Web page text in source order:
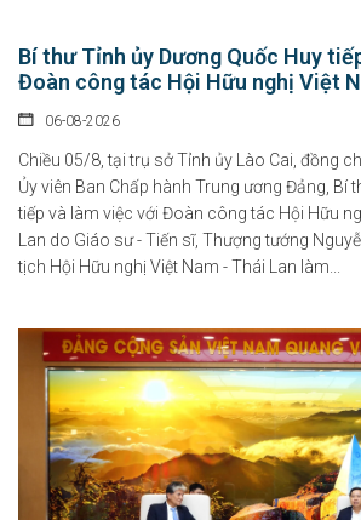
Bí thư Tỉnh ủy Dương Quốc Huy
Đoàn công tác Hội Hữu nghị Việt
06-08-2026
Chiều 05/8, tại trụ sở Tỉnh ủy Lào Cai, đồng
Ủy viên Ban Chấp hành Trung ương Đảng, Bí
tiếp và làm việc với Đoàn công tác Hội Hữu
Lan do Giáo sư - Tiến sĩ, Thượng tướng
tịch Hội Hữu nghị Việt Nam - Thái Lan làm...